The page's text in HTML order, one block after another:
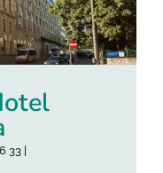
33 |